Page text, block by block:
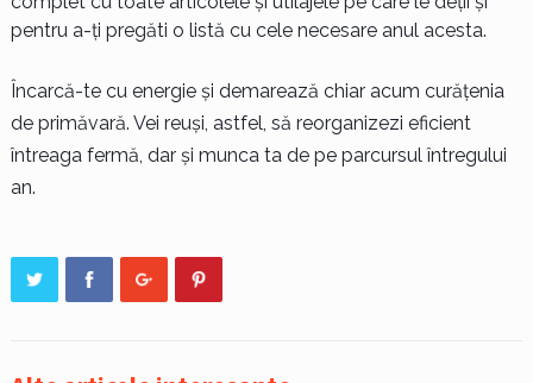
pentru a-ți pregăti o listă cu cele necesare anul acesta.
Încarcă-te cu energie și demarează chiar acum curățenia
de primăvară. Vei reuși, astfel, să reorganizezi eficient
întreaga fermă, dar și munca ta de pe parcursul întregului
an.